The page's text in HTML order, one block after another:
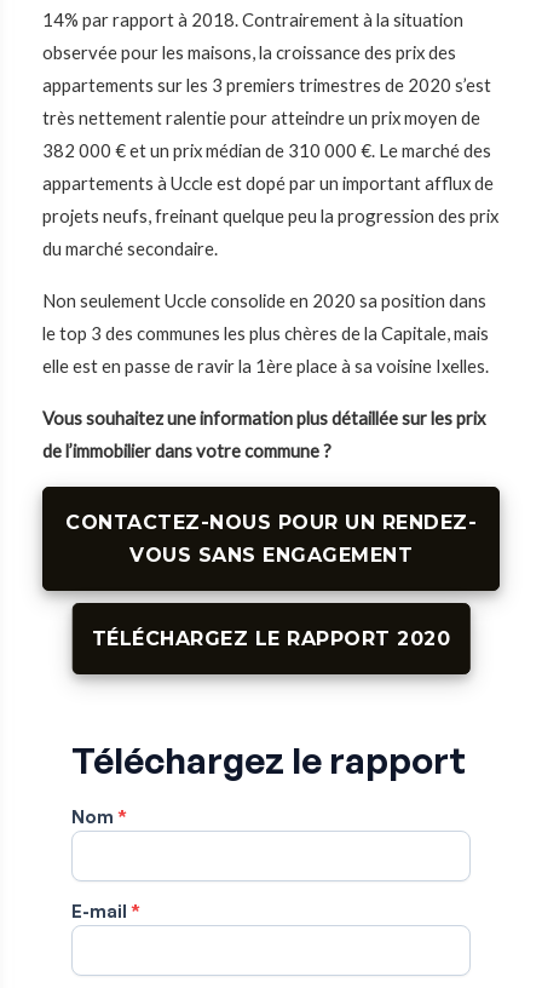
14% par rapport à 2018. Contrairement à la situation
observée pour les maisons, la croissance des prix des
appartements sur les 3 premiers trimestres de 2020 s’est
très nettement ralentie pour atteindre un prix moyen de
382 000 € et un prix médian de 310 000 €. Le marché des
appartements à Uccle est dopé par un important afflux de
projets neufs, freinant quelque peu la progression des prix
du marché secondaire.
Non seulement Uccle consolide en 2020 sa position dans
le top 3 des communes les plus chères de la Capitale, mais
elle est en passe de ravir la 1ère place à sa voisine Ixelles.
Vous souhaitez une information plus détaillée sur les prix
de l’immobilier dans votre commune ?
CONTACTEZ-NOUS POUR UN RENDEZ-
VOUS SANS ENGAGEMENT
TÉLÉCHARGEZ LE RAPPORT 2020